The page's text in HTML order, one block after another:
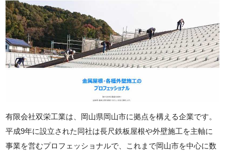
有限会社双栄工業は、岡山県岡山市に拠点を構える企業です。
平成9年に設立された同社は長尺鉄板屋根や外壁施工を主軸に
事業を営むプロフェッショナルで、これまで岡山市を中心に数